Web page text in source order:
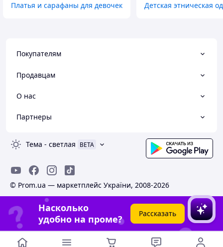
Платья и сарафаны для девочек Детская этническая
Покупателям
Продавцам
О нас
Партнеры
Тема - светлая BETA
© Prom.ua — маркетплейс України, 2008-2026
Насколько
удобно на проме?
Рассказать